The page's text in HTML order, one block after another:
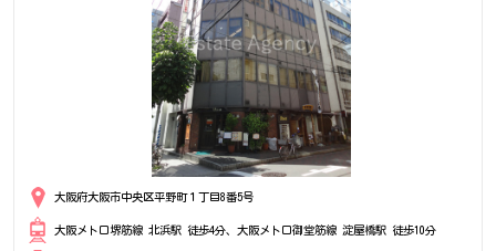
大阪府大阪市中央区平野町１丁目8番5号
大阪メトロ堺筋線 北浜駅 徒歩4分、大阪メトロ御堂筋線 淀屋橋駅 徒歩10分